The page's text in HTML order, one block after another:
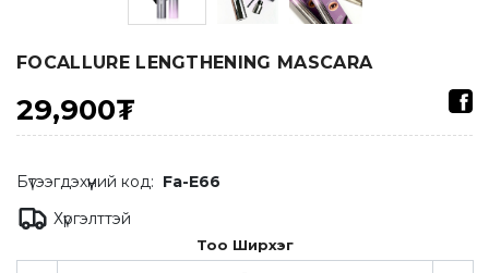
FOCALLURE LENGTHENING MASCARA
29,900₮
Бүтээгдэхүүний код: Fa-E66
Хүргэлттэй
Тоо Ширхэг